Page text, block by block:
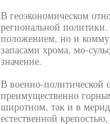
В геоэкономическом
региональной
положением, но и
запасами хрома, мо-
значение.
В военно-политической
преимущественно
широтном, так и в
естественной